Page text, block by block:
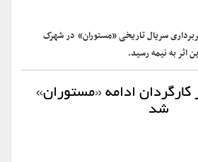
سریال تاریخی «مستوران» در شهرک
اثر به نیمه رسید.
ادامه «مستوران»
شد